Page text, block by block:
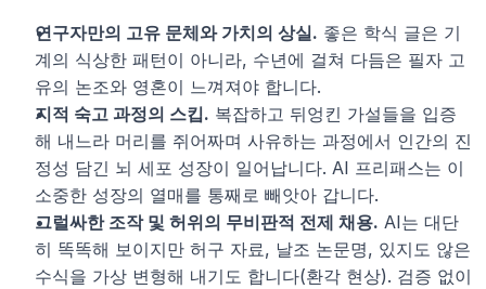
연구자만의 고유 문체와 가치의 상실. 좋은 학식 글은 기
계의 식상한 패턴이 아니라, 수년에 걸쳐 다듬은 필자 고
유의 논조와 영혼이 느껴져야 합니다.
지적 숙고 과정의 스킵. 복잡하고 뒤엉킨 가설들을 입증
해 내느라 머리를 쥐어짜며 사유하는 과정에서 인간의 진
정성 담긴 뇌 세포 성장이 일어납니다. AI 프리패스는 이
소중한 성장의 열매를 통째로 빼앗아 갑니다.
그럴싸한 조작 및 허위의 무비판적 전제 채용. AI는 대단
히 똑똑해 보이지만 허구 자료, 날조 논문명, 있지도 않은
수식을 가상 변형해 내기도 합니다(환각 현상). 검증 없이